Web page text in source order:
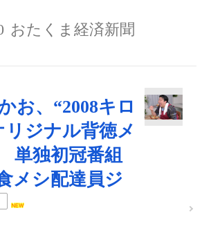
おたくま経済新聞
お、“2008キロ
リジナル背徳メ
独初冠番組
メシ配達員ジ